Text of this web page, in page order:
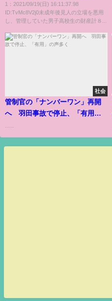
1：2021/09/19(日) 16:11:37.98
ID:TvMc8V2j0未成年後見人の立場を悪用
し、管理していた男子高校生の財産計８...
社会
管制官の「ナンバーワン」再開
へ 羽田事故で停止、「有用」